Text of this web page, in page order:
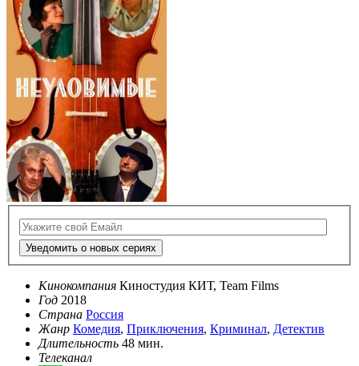
Уведомить о новых сериях
Кинокомпания Киностудия КИТ, Team Films
Год 2018
Страна Россия
Жанр Комедия, Приключения, Криминал, Детектив
Длительность 48 мин.
Телеканал